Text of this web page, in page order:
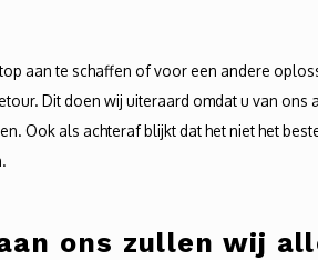
aan te schaffen of voor een andere
Dit doen wij uiteraard omdat u van ons
Ook als achteraf blijkt dat het niet het
ons zullen wij